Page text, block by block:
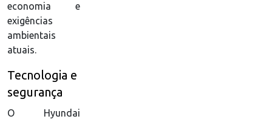
economia e
exigências
ambientais
atuais.
Tecnologia e
segurança
O Hyundai